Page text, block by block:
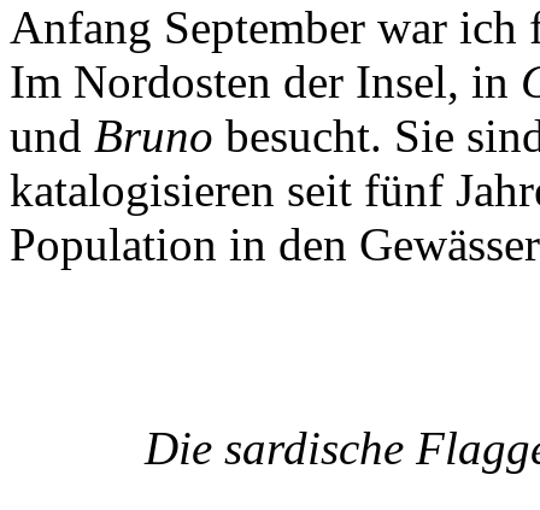
Anfang September war ich
Im Nordosten der Insel, in
und Bruno besucht. Sie
katalogisieren seit fünf
Population in den
Die sardische